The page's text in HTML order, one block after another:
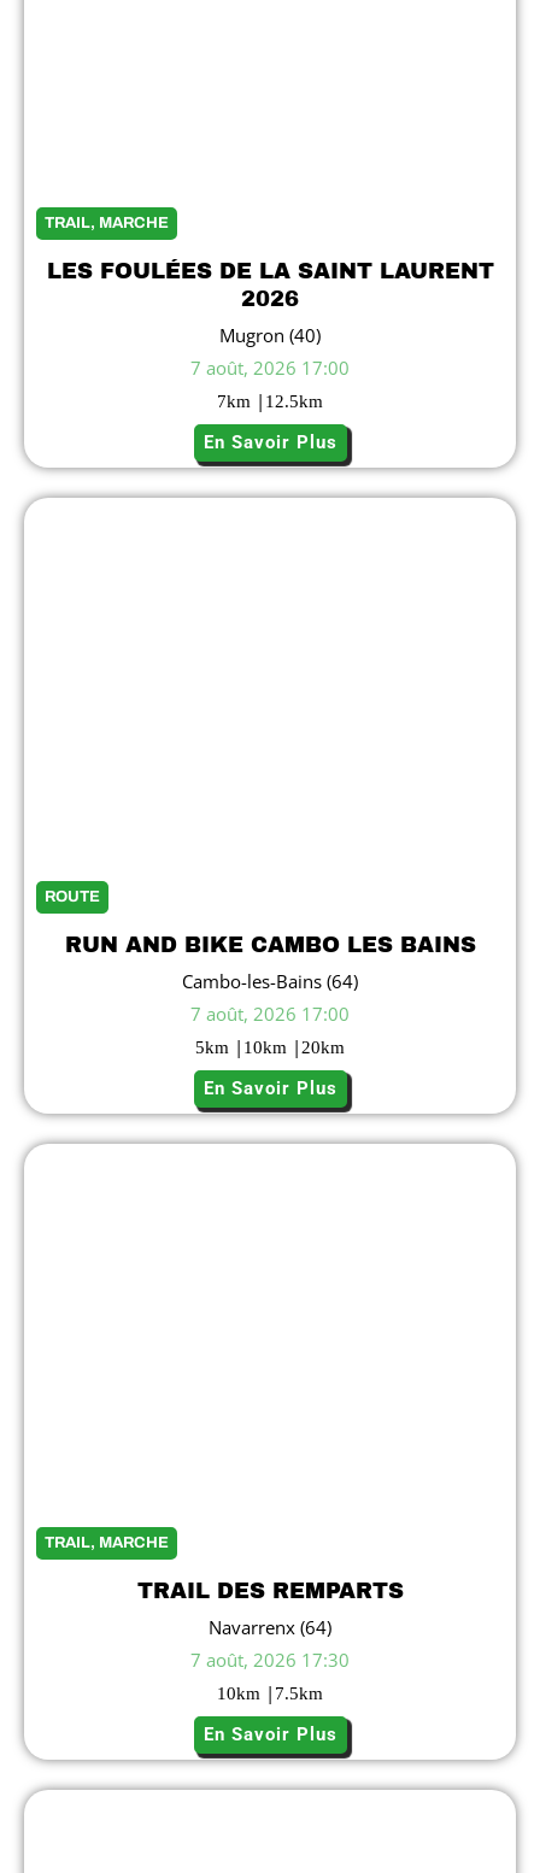
TRAIL, MARCHE
LES FOULÉES DE LA SAINT LAURENT
2026
Mugron (40)
7 août, 2026 17:00
7km | 12.5km
En Savoir Plus
ROUTE
RUN AND BIKE CAMBO LES BAINS
Cambo-les-Bains (64)
7 août, 2026 17:00
5km | 10km |20km
En Savoir Plus
TRAIL, MARCHE
TRAIL DES REMPARTS
Navarrenx (64)
7 août, 2026 17:30
10km | 7.5km
En Savoir Plus